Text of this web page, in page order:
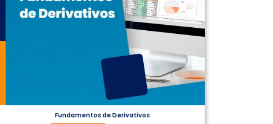
Fundamentos de Derivativos